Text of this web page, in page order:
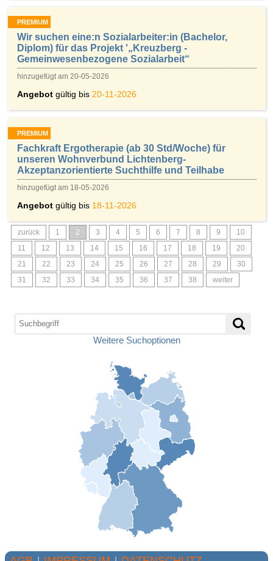
PREMIUM
Wir suchen eine:n Sozialarbeiter:in (Bachelor,
Diplom) für das Projekt '„Kreuzberg -
Gemeinwesenbezogene Sozialarbeit“
hinzugefügt am 20-05-2026
Angebot gültig bis 20-11-2026
PREMIUM
Fachkraft Ergotherapie (ab 30 Std/Woche) für
unseren Wohnverbund Lichtenberg-
Akzeptanzorientierte Suchthilfe und Teilhabe
hinzugefügt am 18-05-2026
Angebot gültig bis 18-11-2026
zurück 1 2 3 4 5 6 7 8 9 10
11 12 13 14 15 16 17 18 19 20
21 22 23 24 25 26 27 28 29 30
31 32 33 34 35 36 37 38 weiter
Weitere Suchoptionen